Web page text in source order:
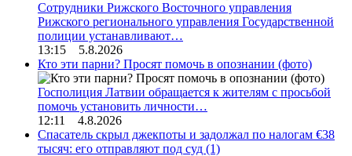
Сотрудники Рижского Восточного управления
Рижского регионального управления Государственной
полиции устанавливают…
13:15 5.8.2026
Кто эти парни? Просят помочь в опознании (фото)
Госполиция Латвии обращается к жителям с просьбой
помочь установить личности…
12:11 4.8.2026
Спасатель скрыл джекпоты и задолжал по налогам €38
тысяч: его отправляют под суд (1)